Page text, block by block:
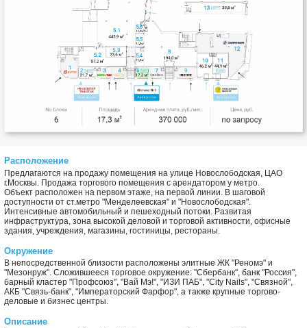
Расположение
Предлагаются на продажу помещения на улице Новослободская, ЦАО
г.Москвы. Продажа торгового помещения с арендатором у метро.
Объект расположен на первом этаже, на первой линии. В шаговой
доступности от ст.метро "Менделеевская" и "Новослободская".
Интенсивные автомобильный и пешеходный потоки. Развитая
инфраструктура, зона высокой деловой и торговой активности, офисные
здания, учреждения, магазины, гостиницы, рестораны.
Окружение
В непосредственной близости расположены элитные ЖК "Реномэ" и
"Мезонруж". Сложившееся торговое окружение: "Сбербанк", банк "Россия",
барный кластер "Профсоюз", "Вай Мэ!", "ИЗИ ПАБ", "City Nails", "Связной",
АКБ "Связь-банк", "Императорский Фарфор", а также крупные торгово-
деловые и бизнес центры.
Описание